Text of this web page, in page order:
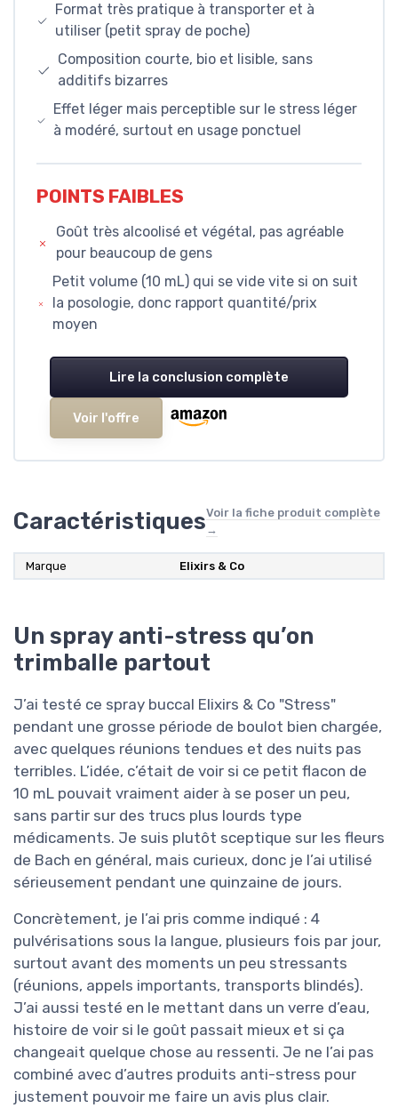
Format très pratique à transporter et à
utiliser (petit spray de poche)
Composition courte, bio et lisible, sans
additifs bizarres
Effet léger mais perceptible sur le stress léger
à modéré, surtout en usage ponctuel
POINTS FAIBLES
Goût très alcoolisé et végétal, pas agréable
pour beaucoup de gens
Petit volume (10 mL) qui se vide vite si on suit
la posologie, donc rapport quantité/prix
moyen
Lire la conclusion complète
Voir l'offre
CaractéristiquesVoir la fiche produit complète
→
Marque ‎‎Elixirs & Co
Un spray anti-stress qu’on
trimballe partout
J’ai testé ce spray buccal Elixirs & Co "Stress"
pendant une grosse période de boulot bien chargée,
avec quelques réunions tendues et des nuits pas
terribles. L’idée, c’était de voir si ce petit flacon de
10 mL pouvait vraiment aider à se poser un peu,
sans partir sur des trucs plus lourds type
médicaments. Je suis plutôt sceptique sur les fleurs
de Bach en général, mais curieux, donc je l’ai utilisé
sérieusement pendant une quinzaine de jours.
Concrètement, je l’ai pris comme indiqué : 4
pulvérisations sous la langue, plusieurs fois par jour,
surtout avant des moments un peu stressants
(réunions, appels importants, transports blindés).
J’ai aussi testé en le mettant dans un verre d’eau,
histoire de voir si le goût passait mieux et si ça
changeait quelque chose au ressenti. Je ne l’ai pas
combiné avec d’autres produits anti-stress pour
justement pouvoir me faire un avis plus clair.